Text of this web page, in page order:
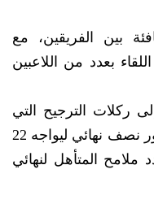
بين الفريقين، مع
بعدد من اللاعبين
ركلات الترجيح التي
ابتسمت للأهلي، الذي تأهل إلى دور نصف نهائي ليواجه 22
ملامح المتأهل لنهائي